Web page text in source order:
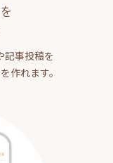
記事投稿を
作れます。